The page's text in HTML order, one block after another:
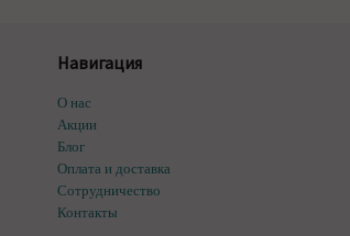
Навигация
О нас
Акции
Блог
Оплата и доставка
Сотрудничество
Контакты